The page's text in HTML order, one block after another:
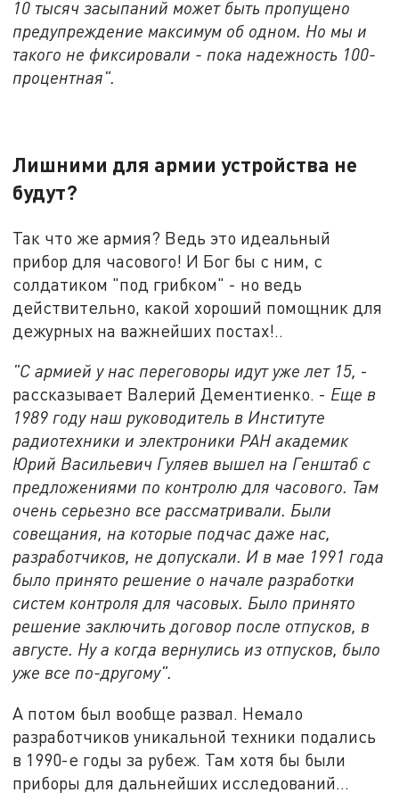
10 тысяч засыпаний может быть пропущено
предупреждение максимум об одном. Но мы и
такого не фиксировали - пока надежность 100-
процентная".
Лишними для армии устройства не
будут?
Так что же армия? Ведь это идеальный
прибор для часового! И Бог бы с ним, с
солдатиком "под грибком" - но ведь
действительно, какой хороший помощник для
дежурных на важнейших постах!..
"С армией у нас переговоры идут уже лет 15, -
рассказывает Валерий Дементиенко. - Еще в
1989 году наш руководитель в Институте
радиотехники и электроники РАН академик
Юрий Васильевич Гуляев вышел на Генштаб с
предложениями по контролю для часового. Там
очень серьезно все рассматривали. Были
совещания, на которые подчас даже нас,
разработчиков, не допускали. И в мае 1991 года
было принято решение о начале разработки
систем контроля для часовых. Было принято
решение заключить договор после отпусков, в
августе. Ну а когда вернулись из отпусков, было
уже все по-другому".
А потом был вообще развал. Немало
разработчиков уникальной техники подались
в 1990-е годы за рубеж. Там хотя бы были
приборы для дальнейших исследований...